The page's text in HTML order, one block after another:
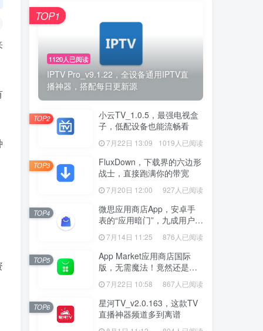
1120人已阅读
IPTV Pro_v9.1.22，全设备通用IPTV直
播神器，搭配每日更新源
TOP1
小云TV_1.0.5，最强电视盒
子，低配设备也能流畅看
7月22日 13:09 1019人已阅读
TOP2
FluxDown，下载界的六边形
战士，直接跑满你的带宽
7月20日 12:00 927人已阅读
TOP3
微思应用商店App，安卓手
表的“应用暗门”，九成用户还
没发现
7月14日 11:25 876人已阅读
TOP4
App Market应用商店国际
版，无需魔法！竟然还是大
厂出品？
7月22日 10:58 867人已阅读
TOP5
星河TV_v2.0.163，这款TV
直播神器频道多到离谱
TOP6